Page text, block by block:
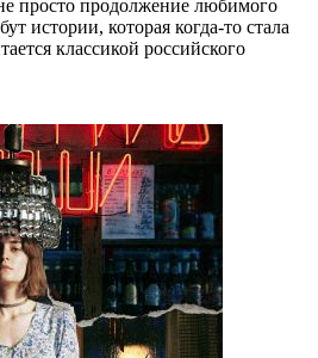
просто продолжение любимого
истории, которая когда-то стала
классикой российского